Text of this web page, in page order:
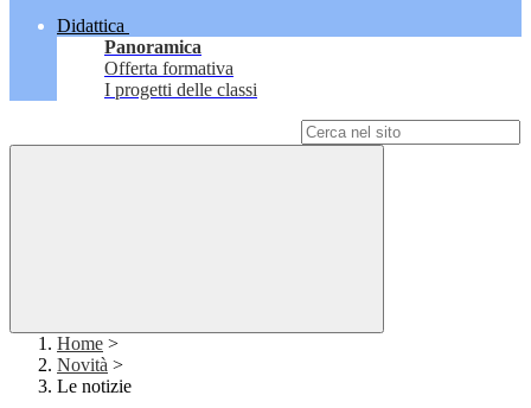
Didattica
Panoramica
Offerta formativa
I progetti delle classi
Home >
Novità >
Le notizie